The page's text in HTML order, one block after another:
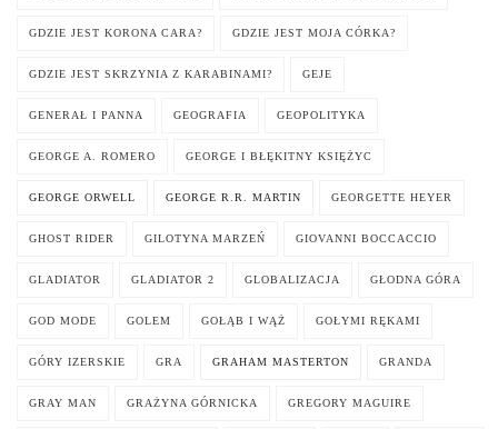
GDZIE JEST KORONA CARA? GDZIE JEST MOJA CÓRKA?
GDZIE JEST SKRZYNIA Z KARABINAMI? GEJE
GENERAŁ I PANNA GEOGRAFIA GEOPOLITYKA
GEORGE A. ROMERO GEORGE I BŁĘKITNY KSIĘŻYC
GEORGE ORWELL GEORGE R.R. MARTIN GEORGETTE HEYER
GHOST RIDER GILOTYNA MARZEŃ GIOVANNI BOCCACCIO
GLADIATOR GLADIATOR 2 GLOBALIZACJA GŁODNA GÓRA
GOD MODE GOLEM GOŁĄB I WĄŻ GOŁYMI RĘKAMI
GÓRY IZERSKIE GRA GRAHAM MASTERTON GRANDA
GRAY MAN GRAŻYNA GÓRNICKA GREGORY MAGUIRE